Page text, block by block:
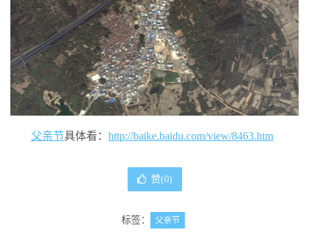
父亲节具体看： http://baike.baidu.com/view/8463.htm
赞(0)
标签： 父亲节